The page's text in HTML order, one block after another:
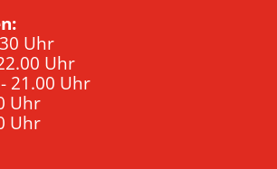
Uhr
Uhr
21.00 Uhr
Uhr
Uhr